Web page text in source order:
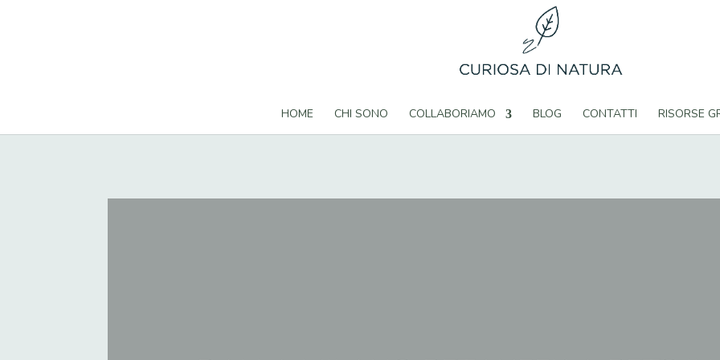
HOME CHI SONO COLLABORIAMO BLOG CONTATTI RISORSE